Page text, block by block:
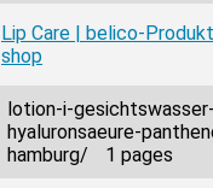
Lip Care | belico-
shop
lotion-i-
hyaluronsaeure-
hamburg/
1 pages